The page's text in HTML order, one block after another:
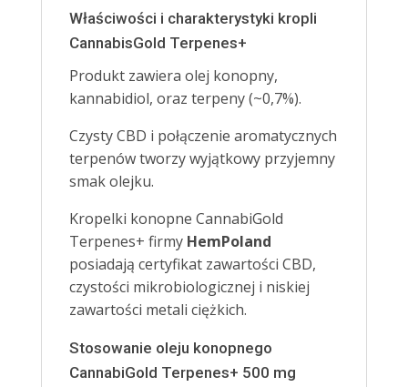
Właściwości i charakterystyki kropli
CannabisGold Terpenes+
Produkt zawiera olej konopny,
kannabidiol, oraz terpeny (~0,7%).
Czysty CBD i połączenie aromatycznych
terpenów tworzy wyjątkowy przyjemny
smak olejku.
Kropelki konopne CannabiGold
Terpenes+ firmy HemPoland
posiadają certyfikat zawartości CBD,
czystości mikrobiologicznej i niskiej
zawartości metali ciężkich.
Stosowanie oleju konopnego
CannabiGold Terpenes+ 500 mg